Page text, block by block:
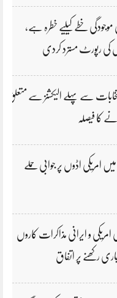
موجودگی خطے کیلیے خطرہ ہے،
کی رپورٹ مسترد کردی
سے پہلے الیکشنز سے متعلق
کا فیصلہ
امریکی اڈوں پر جوابی حملے
امریکی و ایرانی مذاکرات کاروں
رکھنے پر اتفاق